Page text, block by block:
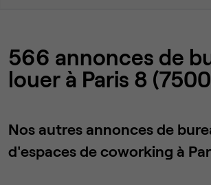
566 annonces de
louer à Paris 8
Nos autres annonces de
d'espaces de coworking à